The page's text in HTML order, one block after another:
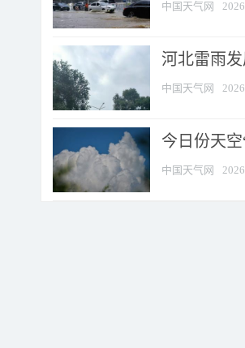
中国天气网
河北雷雨
中国天气网
今日份天
中国天气网